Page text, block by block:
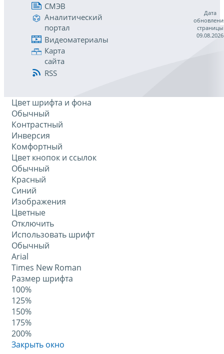
СМЭВ
Аналитический
портал
Видеоматериалы
Карта
сайта
RSS
Дата
страницы
09.08.2026
Цвет шрифта и фона
Обычный
Контрастный
Инверсия
Комфортный
Цвет кнопок и ссылок
Обычный
Красный
Синий
Изображения
Цветные
Отключить
Использовать шрифт
Обычный
Arial
Times New Roman
Размер шрифта
100%
125%
150%
175%
200%
Закрыть окно